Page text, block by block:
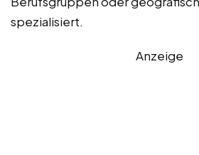
spezialisiert.
Anzeige